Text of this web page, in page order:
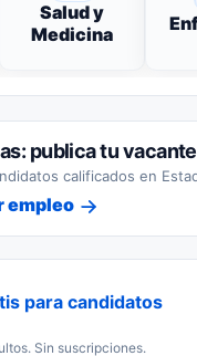
Salud y
Medicina
publica tu vacante
calificados en
empleo
para candidatos
Sin suscripciones.